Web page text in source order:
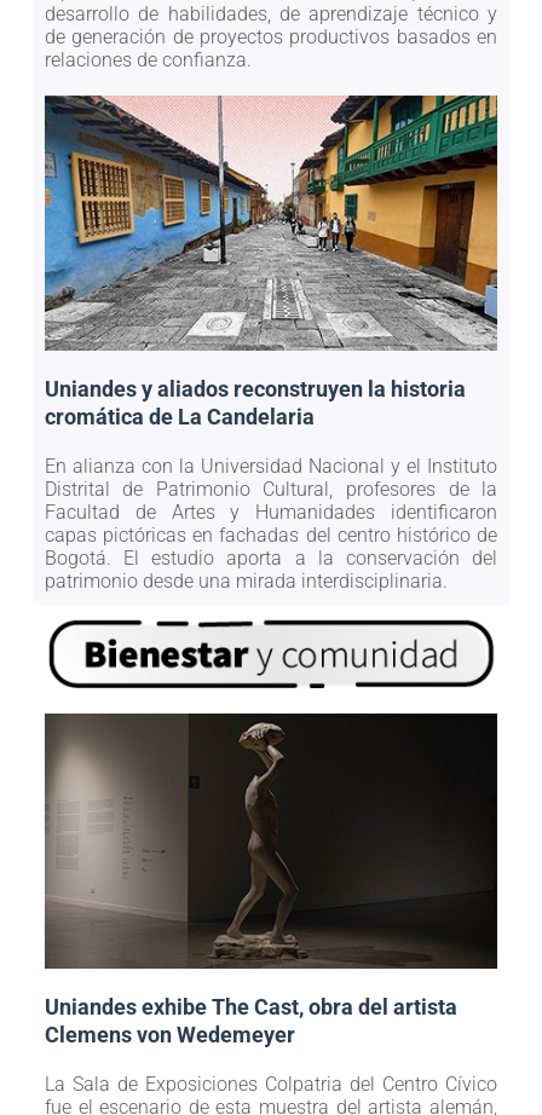
desarrollo de habilidades, de aprendizaje técnico y
de generación de proyectos productivos basados en
relaciones de confianza.
Uniandes y aliados reconstruyen la historia
cromática de La Candelaria
En alianza con la Universidad Nacional y el Instituto
Distrital de Patrimonio Cultural, profesores de la
Facultad de Artes y Humanidades identificaron
capas pictóricas en fachadas del centro histórico de
Bogotá. El estudio aporta a la conservación del
patrimonio desde una mirada interdisciplinaria.
Uniandes exhibe The Cast, obra del artista
Clemens von Wedemeyer
La Sala de Exposiciones Colpatria del Centro Cívico
fue el escenario de esta muestra del artista alemán,